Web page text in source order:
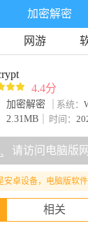
加密解密
网游
4.4分
加密解密 系统：
2.31MB 时间：
请访问电脑版
安卓设备，电脑版软
相关